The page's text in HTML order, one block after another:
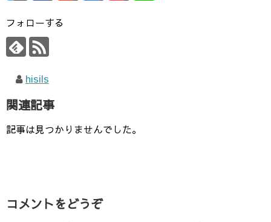
フォローする
hisils
関連記事
記事は見つかりませんでした。
コメントをどうぞ